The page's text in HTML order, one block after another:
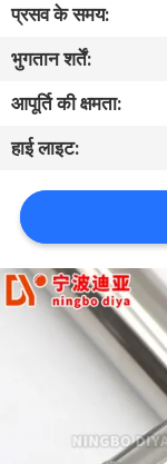
संपर्क
करें
समाचार
मामलों
एक
उद्धरण
प्रसव के समय:
भुगतान शर्तें:
आपूर्ति की क्षमता:
हाई लाइट: